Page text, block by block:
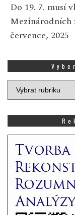
Do 19. 7. musí
července, 2025
Vyberte
si,
zajímá